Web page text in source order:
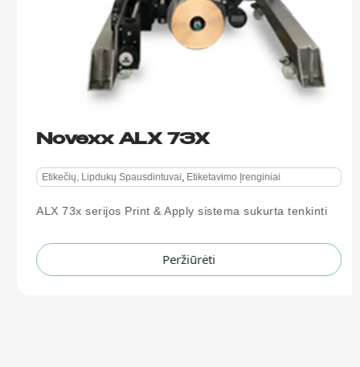
Novexx ALX 73X
Etikečių, Lipdukų Spausdintuvai,Etiketavimo Įrenginiai
ALX 73x serijos Print & Apply sistema sukurta tenkinti
Peržiūrėti